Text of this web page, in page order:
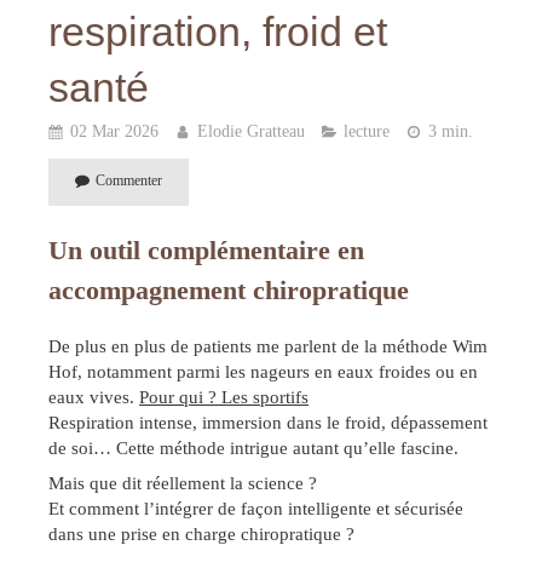
respiration, froid et
santé
02 Mar 2026 Elodie Gratteau lecture 3 min.
Commenter
Un outil complémentaire en
accompagnement chiropratique
De plus en plus de patients me parlent de la méthode Wim
Hof, notamment parmi les nageurs en eaux froides ou en
eaux vives. Pour qui ? Les sportifs
Respiration intense, immersion dans le froid, dépassement
de soi… Cette méthode intrigue autant qu’elle fascine.
Mais que dit réellement la science ?
Et comment l’intégrer de façon intelligente et sécurisée
dans une prise en charge chiropratique ?